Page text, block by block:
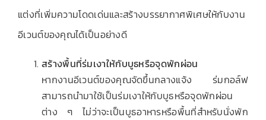
แต่งที่เพิ่มความโดดเด่นและสร้างบรรยากาศพิเศษให้กับงาน
อีเวนต์ของคุณได้เป็นอย่างดี
สร้างพื้นที่ร่มเงาให้กับบูธหรือจุดพักผ่อน
หากงานอีเวนต์ของคุณจัดขึ้นกลางแจ้ง ร่มกอล์ฟ
สามารถนำมาใช้เป็นร่มเงาให้กับบูธหรือจุดพักผ่อน
ต่าง ๆ ไม่ว่าจะเป็นบูธอาหารหรือพื้นที่สำหรับนั่งพัก